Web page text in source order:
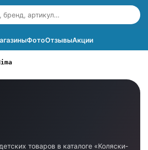
ФотоОтзывыАкции
товаров в каталоге «Коляски-